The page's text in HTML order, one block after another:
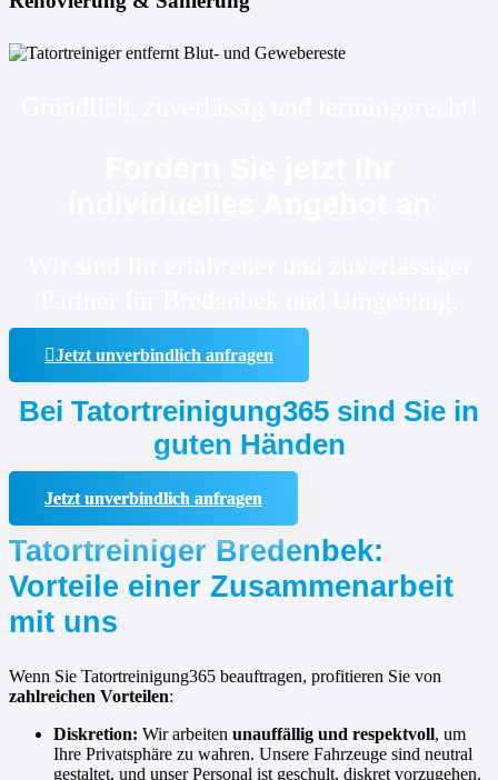
Jetzt unverbindlich anfragen
Bei Tatortreinigung365 sind Sie in
guten Händen
Jetzt unverbindlich anfragen
Tatortreiniger Bredenbek:
Vorteile einer Zusammenarbeit
mit uns
Wenn Sie Tatortreinigung365 beauftragen, profitieren Sie von
zahlreichen Vorteilen:
Diskretion: Wir arbeiten unauffällig und respektvoll, um
Ihre Privatsphäre zu wahren. Unsere Fahrzeuge sind neutral
gestaltet, und unser Personal ist geschult, diskret vorzugehen.